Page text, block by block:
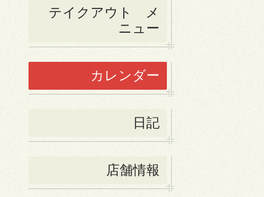
テイクアウト メ
ニュー
カレンダー
日記
店舗情報